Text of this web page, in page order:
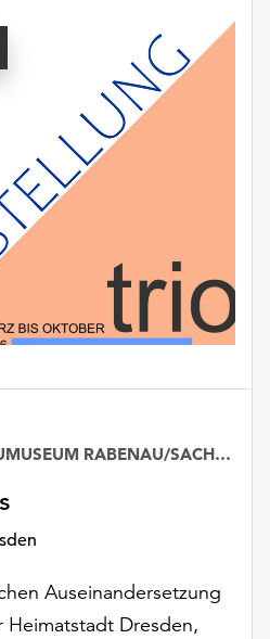
DEUTSCHES STUHLBAUMUSEUM RABENAU/SACHSEN
Auseinandersetzung
Heimatstadt Dresden,